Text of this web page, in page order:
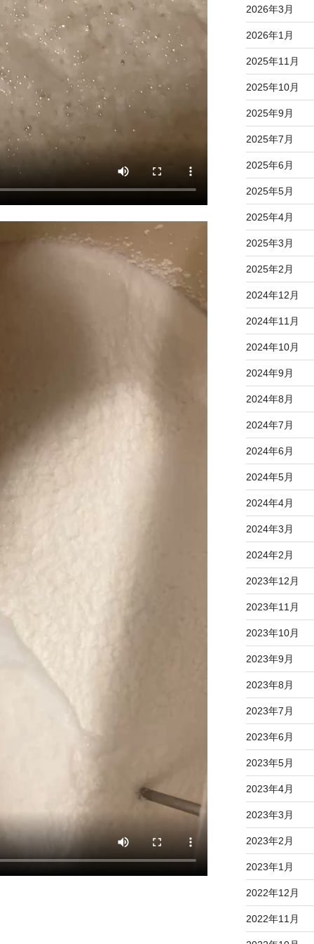
2026年3月
2026年1月
2025年11月
2025年10月
2025年9月
2025年7月
2025年6月
2025年5月
2025年4月
2025年3月
2025年2月
2024年12月
2024年11月
2024年10月
2024年9月
2024年8月
2024年7月
2024年6月
2024年5月
2024年4月
2024年3月
2024年2月
2023年12月
2023年11月
2023年10月
2023年9月
2023年8月
2023年7月
2023年6月
2023年5月
2023年4月
2023年3月
2023年2月
2023年1月
2022年12月
2022年11月